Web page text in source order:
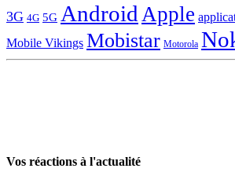
3G 4G 5G Android Apple
Mobile Vikings Mobistar Motorola
Vos réactions à l'actualité